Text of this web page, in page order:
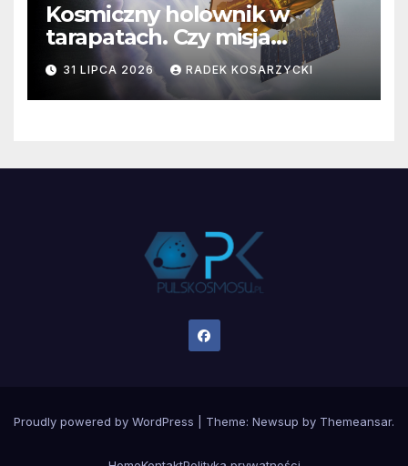
Kosmiczny holownik w
tarapatach. Czy misja
ratowania Teleskopu Swift
jest zagrożona?
31 LIPCA 2026 RADEK KOSARZYCKI
Proudly powered by WordPress Theme: Newsup by Themeansar.